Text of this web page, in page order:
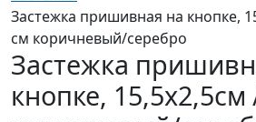
Застежка пришивная на кнопке,
см коричневый/серебро
Застежка
кнопке, 15,5х2,5см